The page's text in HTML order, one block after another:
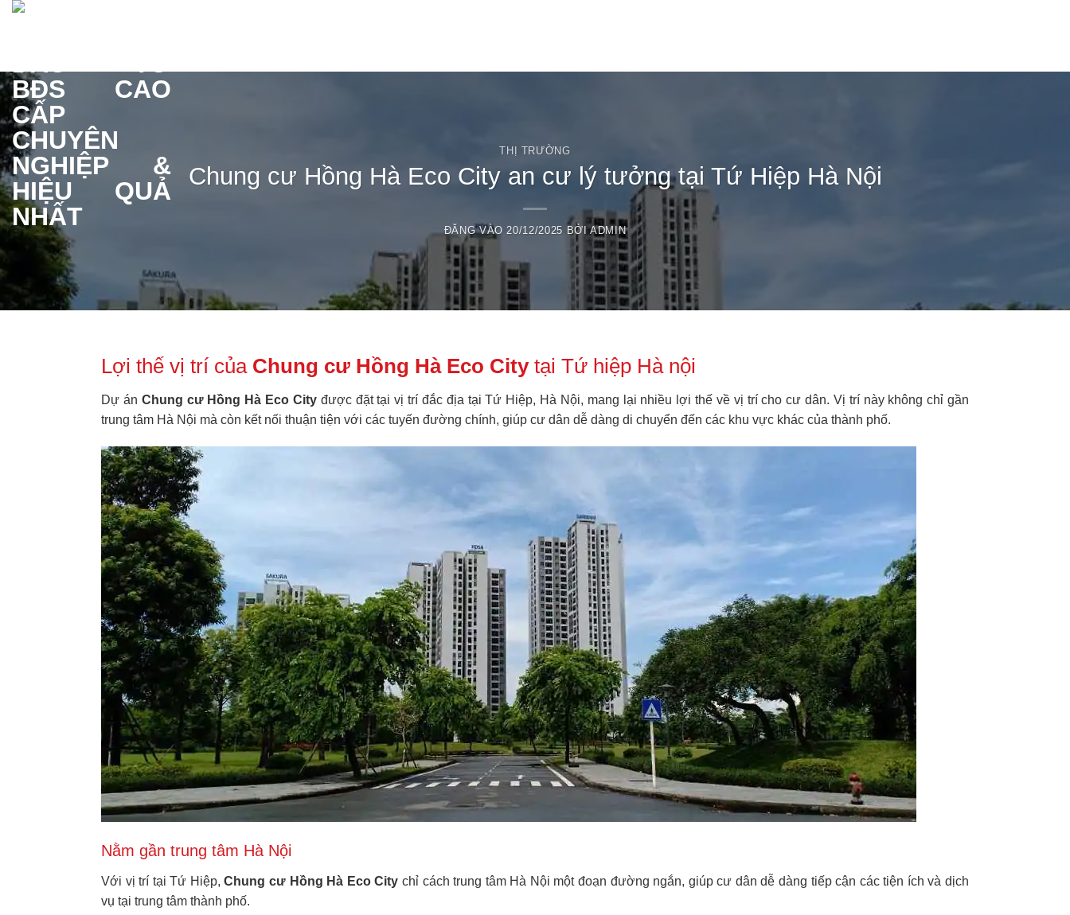
Bỏ
dung
THỊ TRƯỜNG
Chung cư Hồng Hà Eco City an cư lý tưởng tại Tứ Hiệp Hà Nội
ĐĂNG VÀO20/12/2025 BỞIADMIN
Lợi thế vị trí của Chung cư Hồng Hà Eco Citytại Tứ hiệp Hà nội
Dự án Chung cư Hồng Hà Eco Cityđược đặt tại vị trí đắc địa tại Tứ Hiệp, Hà Nội, mang lại nhiều lợi thế về vị trí cho cư dân. Vị trí này không chỉ gần
trung tâm Hà Nội mà còn kết nối thuận tiện với các tuyến đường chính, giúp cư dân dễ dàng di chuyển đến các khu vực khác của thành phố.
Nằm gần trung tâm Hà Nội
Với vị trí tại Tứ Hiệp,Chung cư Hồng Hà Eco City chỉ cách trung tâm Hà Nội một đoạn đường ngắn, giúp cư dân dễ dàng tiếp cận các tiện ích và dịch
vụ tại trung tâm thành phố.